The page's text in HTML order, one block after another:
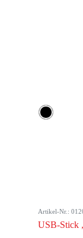
Artikel-Nr.:
USB-Stick